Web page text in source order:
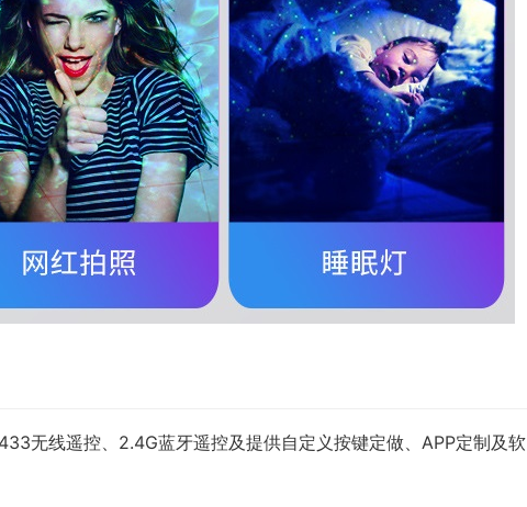
无线遥控、2.4G蓝牙遥控及提供自定义按键定做、APP定制及软